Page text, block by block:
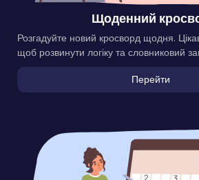
Щоденний
Розгадуйте новий кросворд щодня.
щоб розвинути логіку та словниковий
Перейти